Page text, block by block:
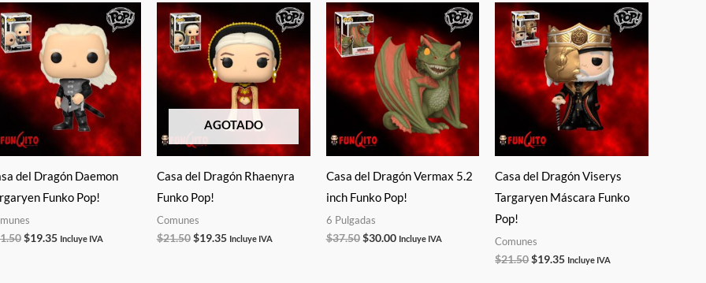
del Dragón Daemon
Funko Pop!
El
precio
original
era:
$21.50.
$19.35
precio
actual
es:
$19.35.
Incluye IVA
AGOTADO
Casa del Dragón Rhaenyra
Funko Pop!
Comunes
$21.50
El
precio
original
era:
$21.50.
$19.35
precio
actual
es:
$19.35.
Incluye IVA
Casa del Dragón Vermax 5.2
inch Funko Pop!
6 Pulgadas
$37.50
El
precio
original
era:
$37.50.
$30.00
precio
actual
es:
$30.00.
Incluye IVA
Casa del Dragón Viserys
Targaryen Máscara Funko
Pop!
Comunes
$21.50
El
precio
original
era:
$21.50.
$19.35
precio
actual
es:
$19.35.
Incluye IVA